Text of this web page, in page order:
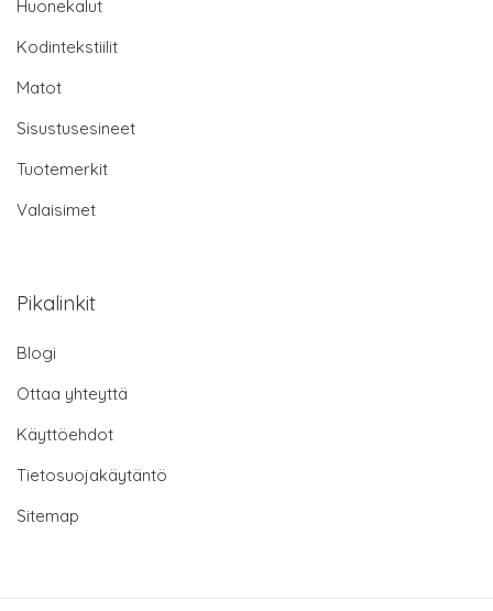
Huonekalut
Kodintekstiilit
Matot
Sisustusesineet
Tuotemerkit
Valaisimet
Pikalinkit
Blogi
Ottaa yhteyttä
Käyttöehdot
Tietosuojakäytäntö
Sitemap